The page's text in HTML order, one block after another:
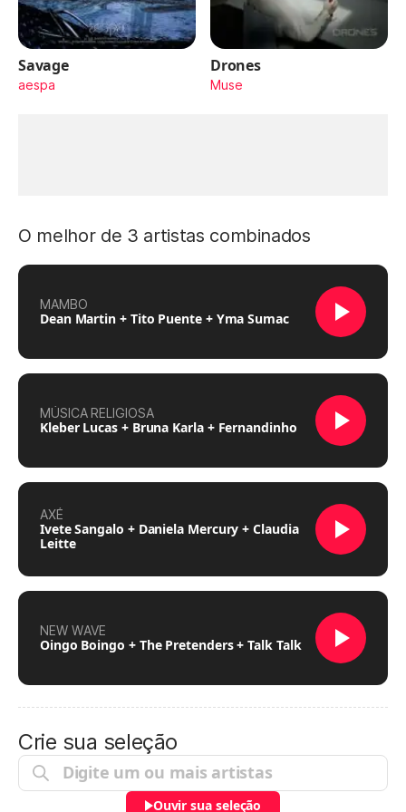
Savage
aespa
Drones
Muse
O melhor de 3 artistas combinados
MAMBO
Dean Martin + Tito Puente + Yma Sumac
MÚSICA RELIGIOSA
Kleber Lucas + Bruna Karla + Fernandinho
AXÉ
Ivete Sangalo + Daniela Mercury + Claudia
Leitte
NEW WAVE
Oingo Boingo + The Pretenders + Talk Talk
Crie sua seleção
Ouvir sua seleção